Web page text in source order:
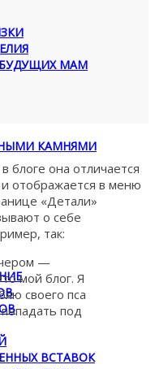
МАМ
КАМНЯМИ
ВСТАВОК
блоге она отличается
отображается в меню
«Детали»
о себе
так:
—
мой блог. Я
своего пса
под